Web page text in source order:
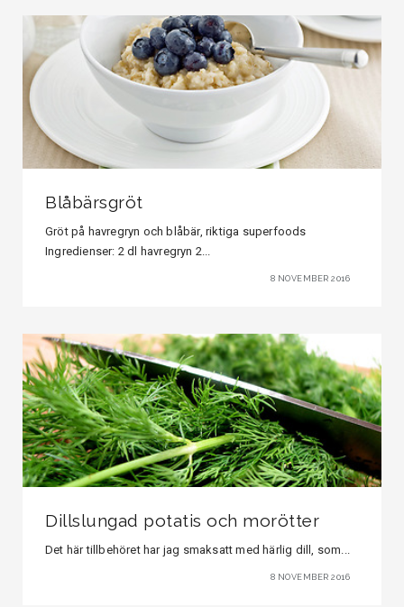
Blåbärsgröt
Gröt på havregryn och blåbär, riktiga superfoods
Ingredienser: 2 dl havregryn 2...
8 NOVEMBER 2016
Dillslungad potatis och morötter
Det här tillbehöret har jag smaksatt med härlig dill, som...
8 NOVEMBER 2016